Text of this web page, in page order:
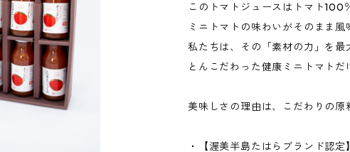
このトマトジュースはトマト100
ミニトマトの味わいがそのまま風
私たちは、その「素材の力」を
とんこだわった健康ミニトマトだ
美味しさの理由は、こだわりの原
・【渥美半島たはらブランド認定】